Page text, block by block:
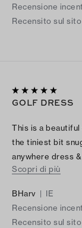
Recensione
Recensito sul sito
GOLF DRESS
This is a
the tiniest bit
anywhere dress
appreciate that. It
Scopri di più
BHarv| IE
Recensione
Recensito sul sito